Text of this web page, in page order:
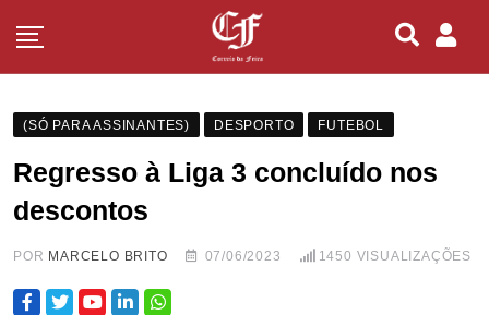
(SÓ PARA ASSINANTES) DESPORTO FUTEBOL
Regresso à Liga 3 concluído nos
descontos
POR MARCELO BRITO 07/06/2023 1450 VISUALIZAÇÕES